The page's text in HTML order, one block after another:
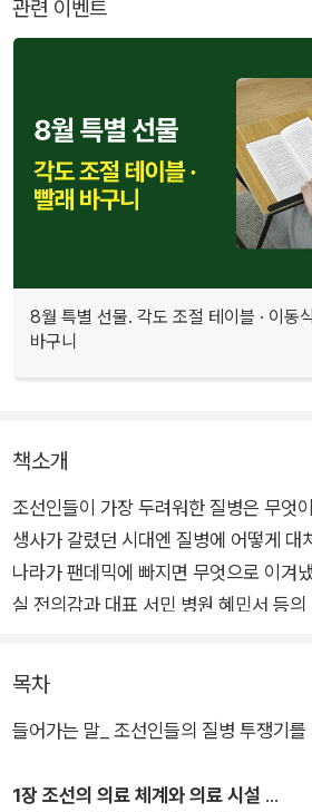
관련 이벤트
8월 특별 선물. 각도 조절 테이블 · 이동
바구니
책소개
조선인들이 가장 두려워한 질병은 무엇
생사가 갈렸던 시대엔 질병에 어떻게 대
나라가 팬데믹에 빠지면 무엇으로 이겨
실 전의감과 대표 서민 병원 혜민서 등의
법, 왕들이 앓았던 질병과 사인(死因), 그
린 명의와 각종 의서까지. 열악한 환경에
템을 세우고 백성을 구제해온 조선인들
디컬 사전.
목차
들어가는 말_ 조선인들의 질병 투쟁기를
1장 조선의 의료 체계와 의료 시설